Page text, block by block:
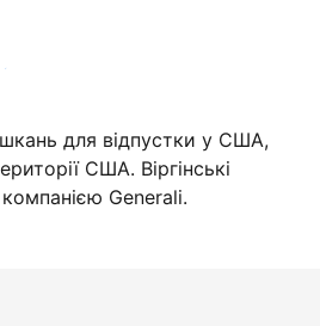
вже зараз
для відпустки у США,
США. Віргінські
Generali.